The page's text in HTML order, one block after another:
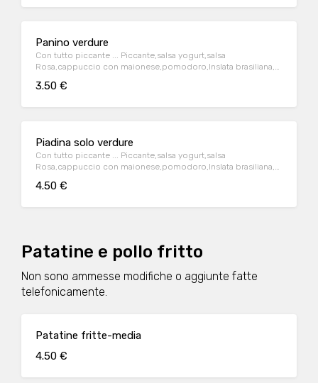
Panino verdure
Con tutto piccante ... Piccante,salsa yogurt,salsa
Rosa,cappuccio con maionese,pomodoro,Inslata brasiliana,
3.50 €
Piadina solo verdure
Con tutto piccante ... Piccante,salsa yogurt,salsa
Rosa,cappuccio con maionese,pomodoro,Inslata brasiliana,
4.50 €
Patatine e pollo fritto
Non sono ammesse modifiche o aggiunte fatte
telefonicamente.
Patatine fritte-media
4.50 €